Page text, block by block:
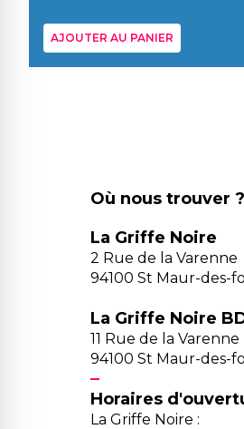
AJOUTER AU PANIER
Où nous trouver ?
La Griffe Noire
2 Rue de la Varenne
94100 St Maur-des-
La Griffe Noire
11 Rue de la Varenne
94100 St Maur-des-
Horaires
La Griffe Noire :